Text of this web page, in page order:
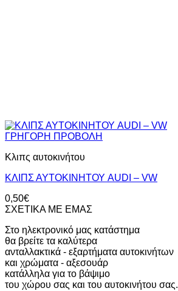
ΓΡΗΓΟΡΗ ΠΡΟΒΟΛΗ
Κλιπς αυτοκινήτου
ΚΛΙΠΣ ΑΥΤΟΚΙΝΗΤΟΥ AUDI – VW
0,50€
ΣΧΕΤΙΚΑ ΜΕ ΕΜΑΣ
Στο ηλεκτρονικό μας κατάστημα
θα βρείτε τα καλύτερα
ανταλλακτικά - εξαρτήματα αυτοκινήτων
και χρώματα - αξεσουάρ
κατάλληλα για το βάψιμο
του χώρου σας και του αυτοκινήτου σας.